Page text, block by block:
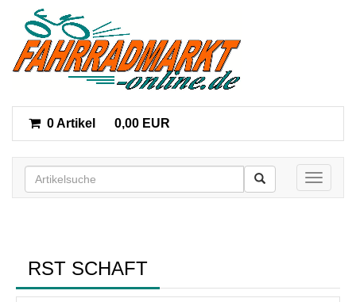
0 Artikel 0,00 EUR
Toggle
RST SCHAFT